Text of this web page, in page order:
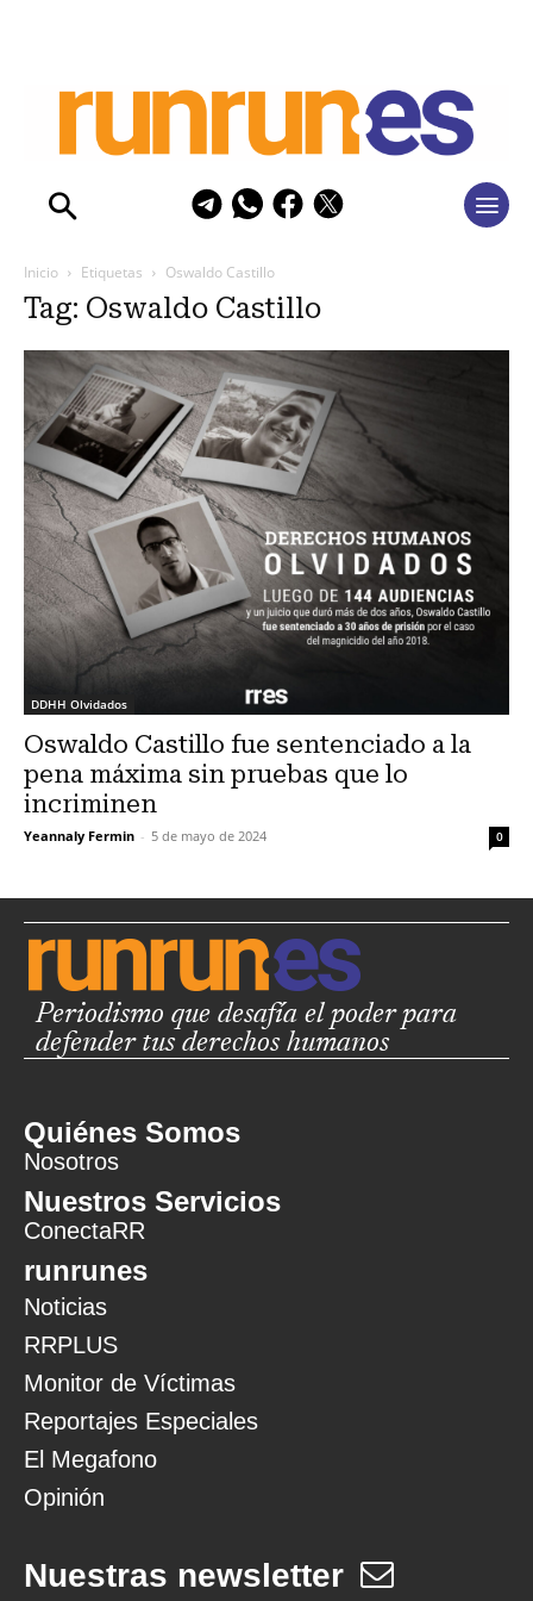
Inicio Etiquetas Oswaldo Castillo
Tag: Oswaldo Castillo
DDHH Olvidados
Oswaldo Castillo fue sentenciado a la
pena máxima sin pruebas que lo
incriminen
Yeannaly Fermin - 5 de mayo de 2024 0
Periodismo que desafía el poder para
defender tus derechos humanos
Quiénes Somos
Nosotros
Nuestros Servicios
ConectaRR
runrunes
Noticias
RRPLUS
Monitor de Víctimas
Reportajes Especiales
El Megafono
Opinión
Nuestras newsletter